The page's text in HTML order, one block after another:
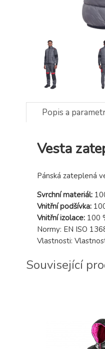
Popis a
Vesta
Pánská zateplená
Svrchní materiál:
Vnitřní podšívka:
Vnitřní izolace: 100
Normy: EN ISO
Vlastnosti:
Související